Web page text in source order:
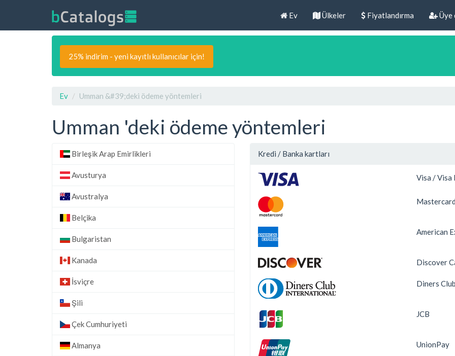
Ev Ülkeler Fiyatlandırma Üye
25% indirim - yeni kayıtlı kullanıcılar için!
Ev Umman &#39;deki ödeme yöntemleri
Umman 'deki ödeme yöntemleri
Birleşik Arap Emirlikleri
Avusturya
Avustralya
Belçika
Bulgaristan
Kanada
İsviçre
Şili
Çek Cumhuriyeti
Almanya
Kredi / Banka kartları
Visa / Visa
American
Discover
Diners Club
JCB
UnionPay